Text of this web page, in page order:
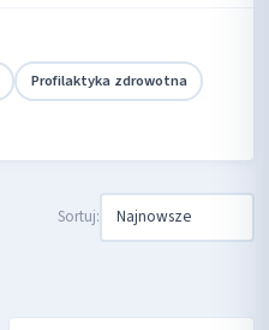
Profilaktyka zdrowotna
Sortuj: